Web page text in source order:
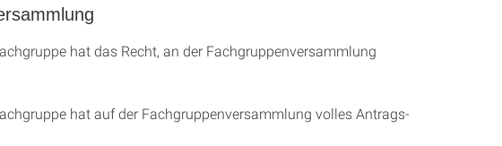
hat das Recht, an der Fachgruppenversammlung
hat auf der Fachgruppenversammlung volles Antrags-